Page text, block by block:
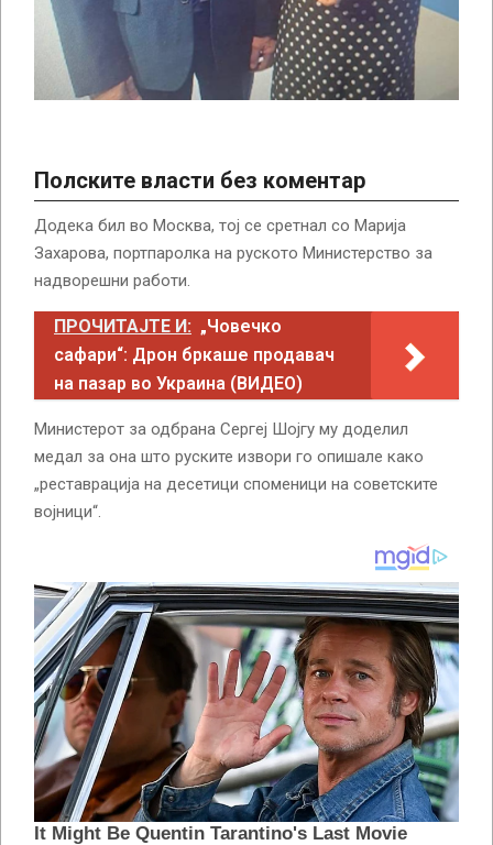
Полските власти без коментар
Додека бил во Москва, тој се сретнал со Марија
Захарова, портпаролка на руското Министерство за
надворешни работи.
ПРОЧИТАЈТЕ И: „Човечко
сафари“: Дрон бркаше продавач
на пазар во Украина (ВИДЕО)
Министерот за одбрана Сергеј Шојгу му доделил
медал за она што руските извори го опишале како
„реставрација на десетици споменици на советските
војници“.